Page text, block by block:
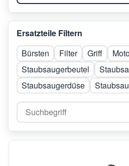
Ersatzteile Filtern
Bürsten
Filter Griff
Staubsaugerbeutel
Staubsaugerdüse